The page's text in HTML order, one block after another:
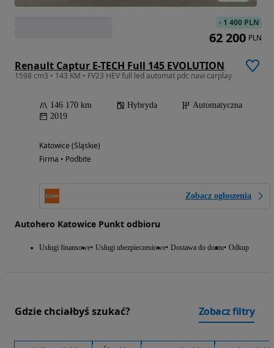
Renault Captur E-TECH Full 145 EVOLUTION
1598 cm3 • 143 KM • FV23 HEV full led automat pdc navi carplay
146 170 km Hybryda
Automatyczna
2019
Katowice (Śląskie)
Firma • Podbite
Zobacz ogłoszenia
Autohero Katowice Punkt odbioru
Usługi finansowe Usługi ubezpieczeniowe Dostawa do domu Odkup
- 1 400 PLN
62 200 PLN
Gdzie chciałbyś szukać? Zobacz filtry